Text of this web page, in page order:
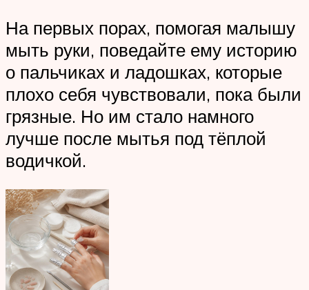
На первых порах, помогая малышу
мыть руки, поведайте ему историю
о пальчиках и ладошках, которые
плохо себя чувствовали, пока были
грязные. Но им стало намного
лучше после мытья под тёплой
водичкой.